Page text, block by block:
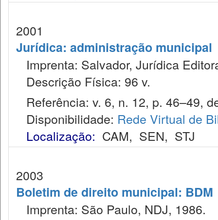
2001
Jurídica: administração municipal
Imprenta: Salvador, Jurídica
Descrição Física: 96 v.
Referência: v. 6, n. 12, p. 46–49,
Disponibilidade: Rede Virtual de
Localização: CAM, SEN, STJ
2003
Boletim de direito municipal: BDM
Imprenta: São Paulo, NDJ, 1986.